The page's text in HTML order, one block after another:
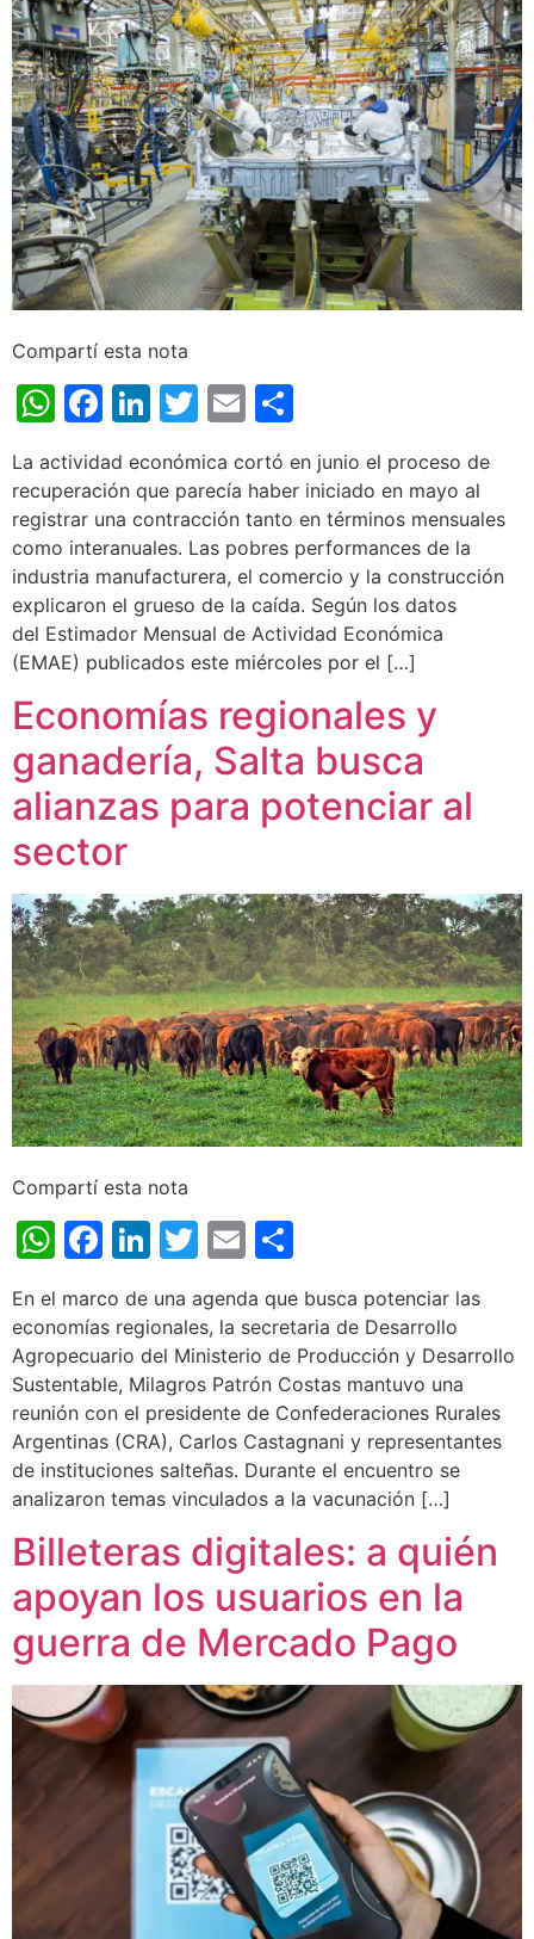
Compartí esta nota
WhatsApp
Facebook
LinkedIn
Twitter
Email
La actividad económica cortó en junio el proceso de
recuperación que parecía haber iniciado en mayo al
registrar una contracción tanto en términos mensuales
como interanuales. Las pobres performances de la
industria manufacturera, el comercio y la construcción
explicaron el grueso de la caída. Según los datos
del Estimador Mensual de Actividad Económica
(EMAE) publicados este miércoles por el […]
Economías regionales y
ganadería, Salta busca
alianzas para potenciar al
sector
Compartí esta nota
WhatsApp
Facebook
LinkedIn
Twitter
Email
En el marco de una agenda que busca potenciar las
economías regionales, la secretaria de Desarrollo
Agropecuario del Ministerio de Producción y Desarrollo
Sustentable, Milagros Patrón Costas mantuvo una
reunión con el presidente de Confederaciones Rurales
Argentinas (CRA), Carlos Castagnani y representantes
de instituciones salteñas. Durante el encuentro se
analizaron temas vinculados a la vacunación […]
Billeteras digitales: a quién
apoyan los usuarios en la
guerra de Mercado Pago